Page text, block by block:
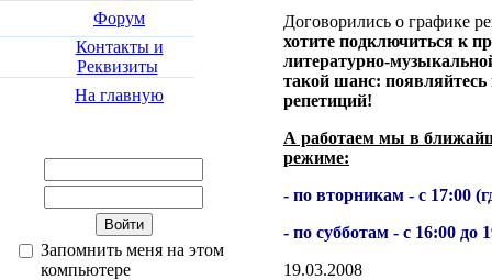
Форум
Контакты и
Реквизиты
На главную
Запомнить меня на этом
компьютере
Договорились о графике
хотите подключиться к
литературно-
такой шанс:
репетиций!
А работаем мы в
режиме:
- по вторникам - с 17:00
- по субботам - с 16:00 до
19.03.2008